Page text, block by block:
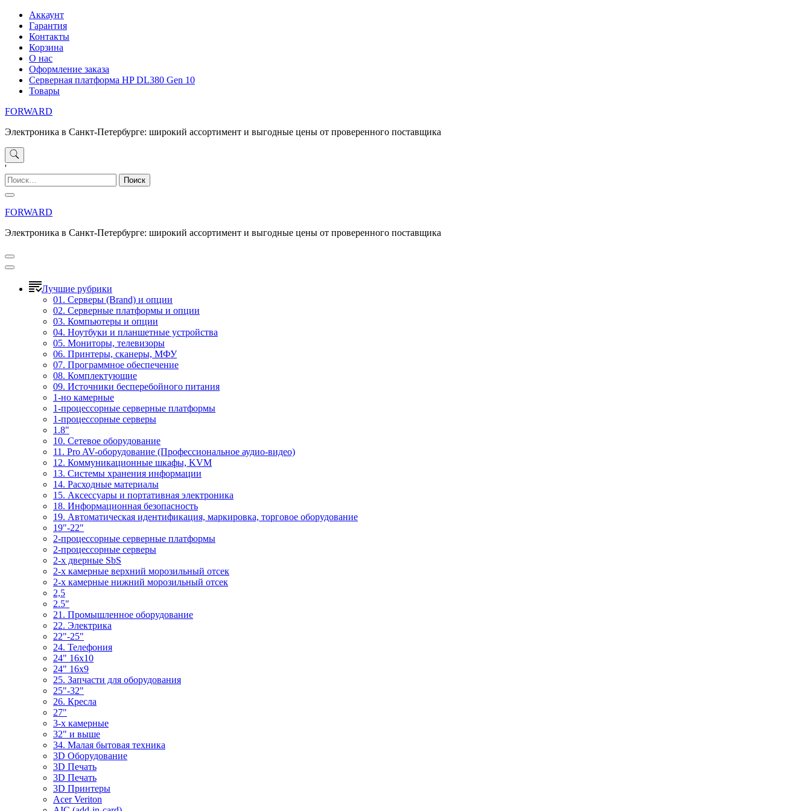
Перейти
содержимому
Аккаунт
Гарантия
Контакты
Корзина
О нас
Оформление заказа
Серверная платформа HP DL380 Gen 10
Товары
FORWARD
Электроника в Санкт-Петербурге: широкий ассортимент и выгодные цены от проверенного поставщика
'
Найти:
FORWARD
Электроника в Санкт-Петербурге: широкий ассортимент и выгодные цены от проверенного поставщика
Лучшие рубрики
01. Серверы (Brand) и опции
02. Серверные платформы и опции
03. Компьютеры и опции
04. Ноутбуки и планшетные устройства
05. Мониторы, телевизоры
06. Принтеры, сканеры, МФУ
07. Программное обеспечение
08. Комплектующие
09. Источники бесперебойного питания
1-но камерные
1-процессорные серверные платформы
1-процессорные серверы
1.8"
10. Сетевое оборудование
11. Pro AV-оборудование (Профессиональное аудио-видео)
12. Коммуникационные шкафы, KVM
13. Системы хранения информации
14. Расходные материалы
15. Аксессуары и портативная электроника
18. Информационная безопасность
19. Автоматическая идентификация, маркировка, торговое оборудование
19"-22"
2-процессорные серверные платформы
2-процессорные серверы
2-х дверные SbS
2-х камерные верхний морозильный отсек
2-х камерные нижний морозильный отсек
2,5
2.5"
21. Промышленное оборудование
22. Электрика
22"-25"
24. Телефония
24" 16x10
24" 16x9
25. Запчасти для оборудования
25"-32"
26. Кресла
27"
3-x камерные
32" и выше
34. Малая бытовая техника
3D Оборудование
3D Печать
3D Печать
3D Принтеры
Acer Veriton